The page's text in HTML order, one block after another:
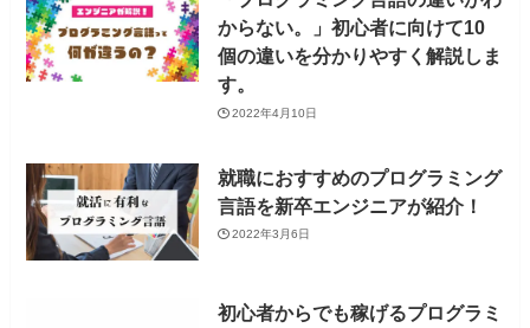
からない。」初心者に向けて10
個の違いを分かりやすく解説しま
す。
2022年4月10日
就職におすすめのプログラミング
言語を新卒エンジニアが紹介！
2022年3月6日
初心者からでも稼げるプログラミ